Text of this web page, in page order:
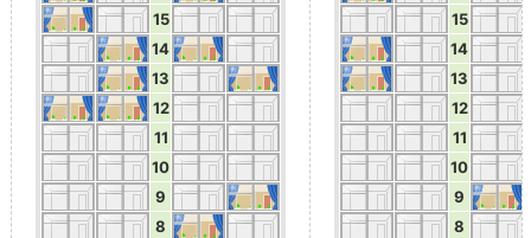
15
14
13
12
11
10
9
8
15
14
13
12
11
10
9
8